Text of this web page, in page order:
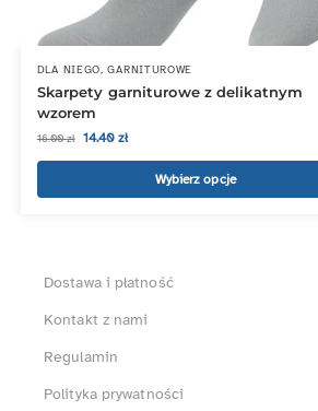
DLA NIEGO,GARNITUROWE
Skarpety garniturowe z delikatnym
wzorem
16.00zł 14.40zł
Wybierz opcje
Dostawa i płatność
Kontakt z nami
Regulamin
Polityka prywatności